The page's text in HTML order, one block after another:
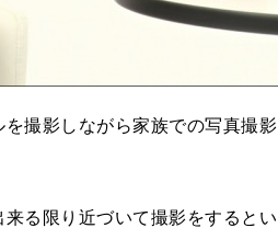
撮影しながら家族での写真撮影
る限り近づいて撮影をするとい